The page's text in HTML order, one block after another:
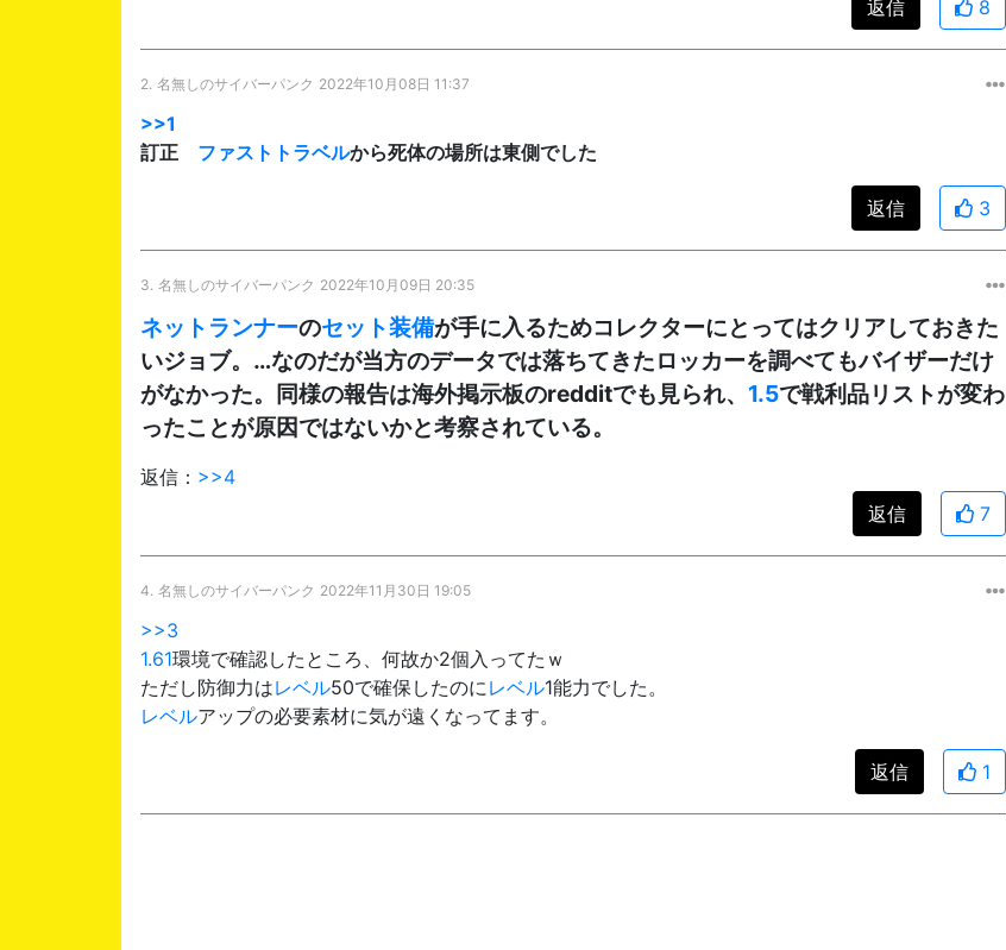
返信
8
2. 名無しのサイバーパンク 2022年10月08日 11:37
>>1
訂正 ファストトラベルから死体の場所は東側でした
返信 3
3. 名無しのサイバーパンク 2022年10月09日 20:35
ネットランナーのセット装備が手に入るためコレクターにとってはクリアしておきた
いジョブ。…なのだが当方のデータでは落ちてきたロッカーを調べてもバイザーだけ
がなかった。同様の報告は海外掲示板のredditでも見られ、 1.5で戦利品リストが変わ
ったことが原因ではないかと考察されている。
返信： >>4
返信
7
4. 名無しのサイバーパンク 2022年11月30日 19:05
>>3
1.61環境で確認したところ、何故か2個入ってたｗ
ただし防御力はレベル50で確保したのに レベル1能力でした。
レベルアップの必要素材に気が遠くなってます。
返信 1